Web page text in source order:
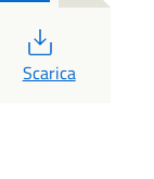
PDF
Scarica